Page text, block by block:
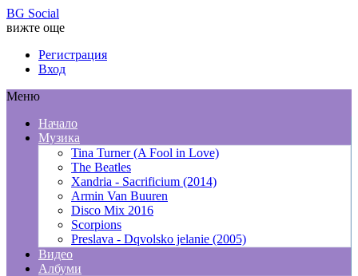
BG Social
вижте още
Регистрация
Вход
Меню
Начало
Музика
Tina Turner (A Fool in Love)
The Beatles
Xandria - Sacrificium (2014)
Armin Van Buuren
Disco Mix 2016
Scorpions
Preslava - Dqvolsko jelanie (2005)
Видео
Албуми